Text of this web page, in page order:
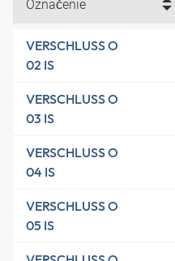
Označenie
VERSCHLUSS O
02 IS
VERSCHLUSS O
03 IS
VERSCHLUSS O
04 IS
VERSCHLUSS O
05 IS